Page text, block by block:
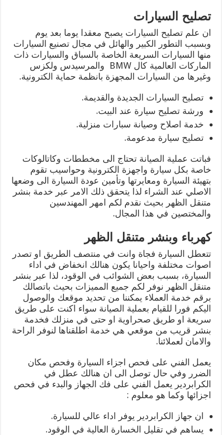
تصليح السيارات
ان علم تصليح السيارات يصبح معقدا يوما بعد يوم
وبسبب التطور الكبير والهائل في مجال تصنيع السيارات
منها السيارات السريعة الخاصة بالسباق والسيارات ذات
الماركات العالمية كال BMW والمرسيدس ولكزس
وغيرها من السيارات المجهزة بانظمة حماية الكترونية.
تصليح السيارات الجديدة والقديمة.
ورشة تصليح سيارة عند البيت.
خدمة اصلاح وصيانة سبارات منزلية.
تصليح سيارة مدعومة.
فباتت عملية الصيانة تحتاج الى مخططات وكاتالوكات
خاصة بكل سيارة واجهزة الكترونية وحواسيب تقوم
بتهيئة السيارة ومعايرتها وتأمين عودة السيارة الى وضعها
الاصلي عند الشراء لذا يتحقق ذلك الامر عبر خدمة بنشر
متنقل الظهر بحيث نقدم لكم امهر المهندسين
والمختصين في هذا المجال.
كهرباء وبنشر متنقل الظهر
تتعطل السيارة فجاة وانت في منتصف الطريق او تصدر
اصوات مختلفة واحيانا يكون هنالك انخفاض في اداء
السيارة، بسبب بعض الشوائب في الوقود، لذا عبر بنشر
متنقل الظهر نوفر لكم جميع المميزات بحيث باتصالك
برقم خدمة العملاء يمكننا من تحديد موقعك والوصول
اليكم فورا للقيام بعملية الصيانة سواء اكنت على طريق
سريعة او طريق صحراوية او حتى في منزلك فخدمة
بنشر قريب من موقعي هي خدمة اطلقناها لنوفر الراحة
والامان لعملائنا.
يعمل الفني على فحص اجزاء السيارة وفحص مكان
الضرر وفي حال توصل الى ان هنالك عطل في
الكرابردير يعمل الفني على فك الجهاز والبدء في فحص
اجزائها وكما هو معلوم :
ان جهاز الكرابردير يوفر اداء عالي للسيارة.
يساهم في تقليل الخسارة العالية في الوقود.